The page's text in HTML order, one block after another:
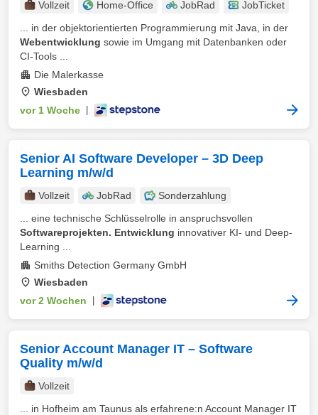
Vollzeit Home-Office JobRad
JobTicket
... in der objektorientierten Programmierung mit Java, in der
Webentwicklung sowie im Umgang mit Datenbanken oder
CI-Tools ...
Die Malerkasse
Wiesbaden
vor 1 Woche
Senior AI Software Developer – 3D Deep
Learning m/w/d
Vollzeit JobRad
Sonderzahlung
... eine technische Schlüsselrolle in anspruchsvollen
Softwareprojekten. Entwicklung innovativer KI- und Deep-
Learning ...
Smiths Detection Germany GmbH
Wiesbaden
vor 2 Wochen
Senior Account Manager IT – Software
Quality m/w/d
Vollzeit
... in Hofheim am Taunus als erfahrene:n Account Manager IT